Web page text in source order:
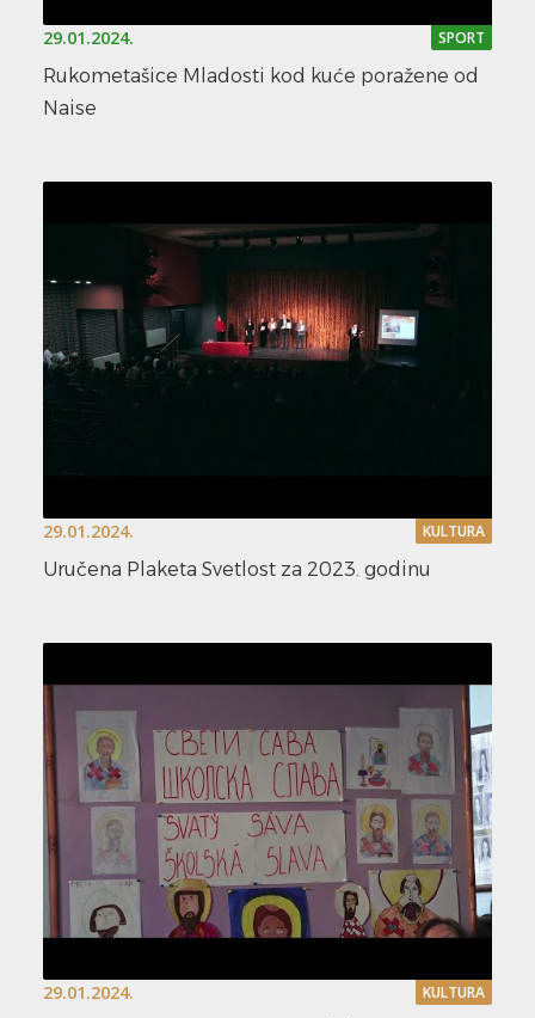
29.01.2024. SPORT
Rukometašice Mladosti kod kuće poražene od
Naise
29.01.2024. KULTURA
Uručena Plaketa Svetlost za 2023. godinu
29.01.2024. KULTURA